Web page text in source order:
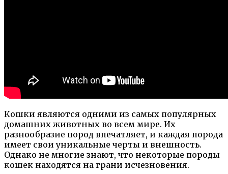
Кошки являются одними из самых популярных
домашних животных во всем мире. Их
разнообразие пород впечатляет, и каждая порода
имеет свои уникальные черты и внешность.
Однако не многие знают, что некоторые породы
кошек находятся на грани исчезновения.